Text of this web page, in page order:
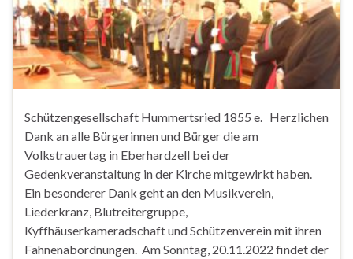
Schützengesellschaft Hummertsried 1855 e. Herzlichen
Dank an alle Bürgerinnen und Bürger die am
Volkstrauertag in Eberhardzell bei der
Gedenkveranstaltung in der Kirche mitgewirkt haben.
Ein besonderer Dank geht an den Musikverein,
Liederkranz, Blutreitergruppe,
Kyffhäuserkameradschaft und Schützenverein mit ihren
Fahnenabordnungen. Am Sonntag, 20.11.2022 findet der